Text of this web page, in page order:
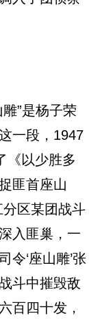
”是杨子荣
一段，1947
《以少胜多
匪首座山
分区某团战斗
入匪巢，一
令‘座山雕’张
斗中摧毁敌
百四十发，